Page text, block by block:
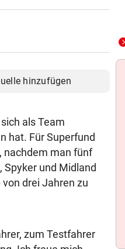
hinzufügen
als Team
hat. Für Superfund
nachdem man fünf
und Midland
drei Jahren zu
zum Testfahrer